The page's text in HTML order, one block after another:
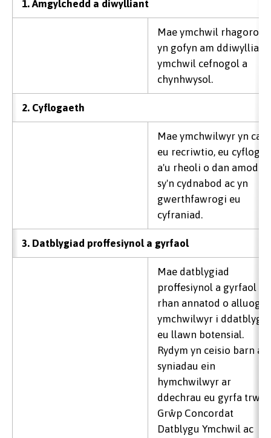
1. Amgylchedd a diwylliant
Mae ymchwil rhagorol
yn gofyn am ddiwylliant
ymchwil cefnogol a
chynhwysol.
2. Cyflogaeth
Mae ymchwilwyr yn cael
eu recriwtio, eu cyflogi
a'u rheoli o dan amodau
sy'n cydnabod ac yn
gwerthfawrogi eu
cyfraniad.
3. Datblygiad proffesiynol a gyrfaol
Mae datblygiad
proffesiynol a gyrfaol yn
rhan annatod o alluogi
ymchwilwyr i ddatblygu
eu llawn botensial.
Rydym yn ceisio barn a
syniadau ein
hymchwilwyr ar
ddechrau eu gyrfa trwy'r
Grŵp Concordat
Datblygu Ymchwil ac